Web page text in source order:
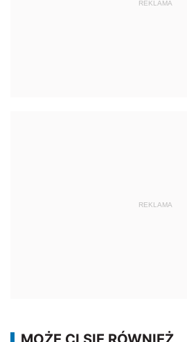
REKLAMA
REKLAMA